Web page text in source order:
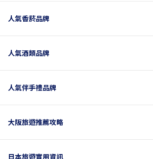
人氣香菸品牌
人氣酒類品牌
人氣伴手禮品牌
大阪旅遊推薦攻略
日本旅遊實用資訊